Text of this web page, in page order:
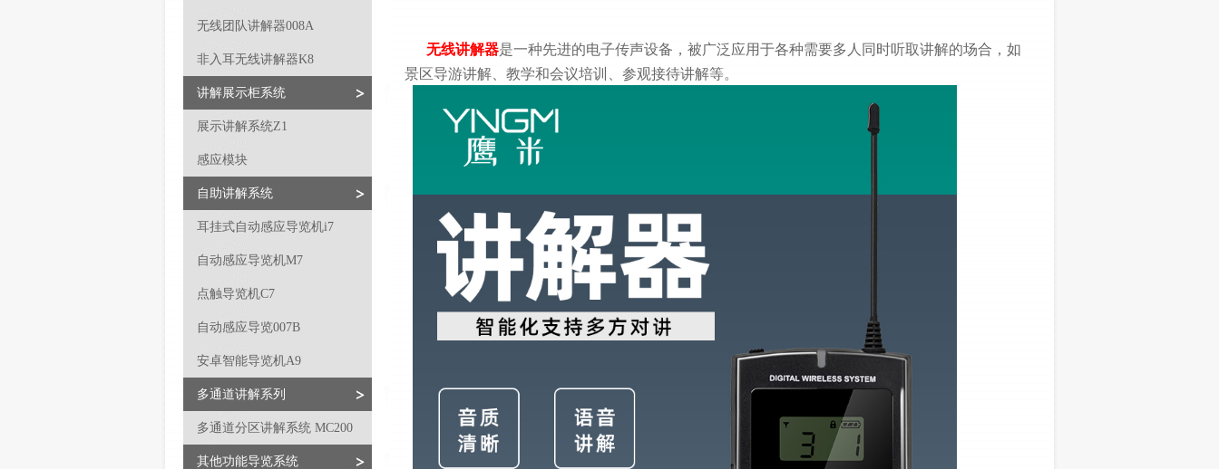
无线团队讲解器008A
非入耳无线讲解器K8
讲解展示柜系统
展示讲解系统Z1
感应模块
自助讲解系统
耳挂式自动感应导览机i7
自动感应导览机M7
点触导览机C7
自动感应导览007B
安卓智能导览机A9
多通道讲解系列
多通道分区讲解系统 MC200
其他功能导览系统
无线讲解器是一种先进的电子传声设备，被广泛应用于各种需要多人同时听取讲解的场合，如
景区导游讲解、教学和会议培训、参观接待讲解等。